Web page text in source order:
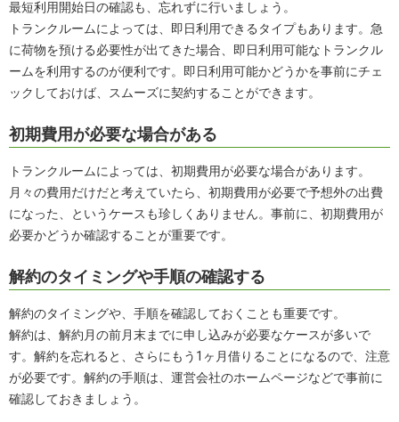
最短利用開始日の確認も、忘れずに行いましょう。
トランクルームによっては、即日利用できるタイプもあります。急
に荷物を預ける必要性が出てきた場合、即日利用可能なトランクル
ームを利用するのが便利です。即日利用可能かどうかを事前にチェ
ックしておけば、スムーズに契約することができます。
初期費用が必要な場合がある
トランクルームによっては、初期費用が必要な場合があります。
月々の費用だけだと考えていたら、初期費用が必要で予想外の出費
になった、というケースも珍しくありません。事前に、初期費用が
必要かどうか確認することが重要です。
解約のタイミングや手順の確認する
解約のタイミングや、手順を確認しておくことも重要です。
解約は、解約月の前月末までに申し込みが必要なケースが多いで
す。解約を忘れると、さらにもう1ヶ月借りることになるので、注意
が必要です。解約の手順は、運営会社のホームページなどで事前に
確認しておきましょう。